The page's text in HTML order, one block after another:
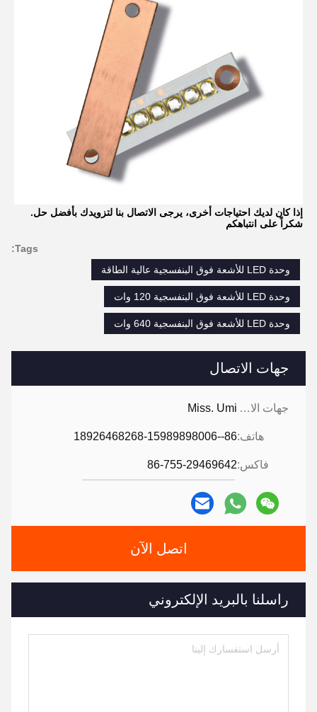
جهات الاتصال
جهات الاتصال: Miss. Umi
هاتف:86--18926468268-15989898006
فاكس:86-755-29469642
اتصل الآن
راسلنا بالبريد الإلكتروني
إذا كان لديك احتياجات أخرى، يرجى الاتصال بنا لتزويدك بأفضل حل.
شكراً على انتباهكم
Tags:
وحدة LED للأشعة فوق البنفسجية عالية الطاقة
وحدة LED للأشعة فوق البنفسجية 120 وات
وحدة LED للأشعة فوق البنفسجية 640 وات